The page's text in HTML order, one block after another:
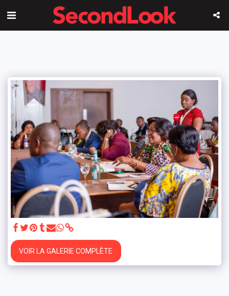
VOIR LA GALERIE COMPLÈTE